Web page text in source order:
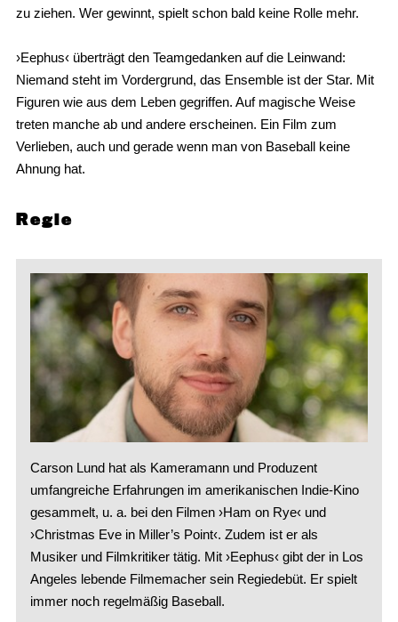
zu ziehen. Wer gewinnt, spielt schon bald keine Rolle mehr.
›Eephus‹ überträgt den Teamgedanken auf die Leinwand:
Niemand steht im Vordergrund, das Ensemble ist der Star. Mit
Figuren wie aus dem Leben gegriffen. Auf magische Weise
treten manche ab und andere erscheinen. Ein Film zum
Verlieben, auch und gerade wenn man von Baseball keine
Ahnung hat.
Regie
Carson Lund hat als Kameramann und Produzent
umfangreiche Erfahrungen im amerikanischen Indie-Kino
gesammelt, u. a. bei den Filmen ›Ham on Rye‹ und
›Christmas Eve in Miller’s Point‹. Zudem ist er als
Musiker und Filmkritiker tätig. Mit ›Eephus‹ gibt der in Los
Angeles lebende Filmemacher sein Regiedebüt. Er spielt
immer noch regelmäßig Baseball.